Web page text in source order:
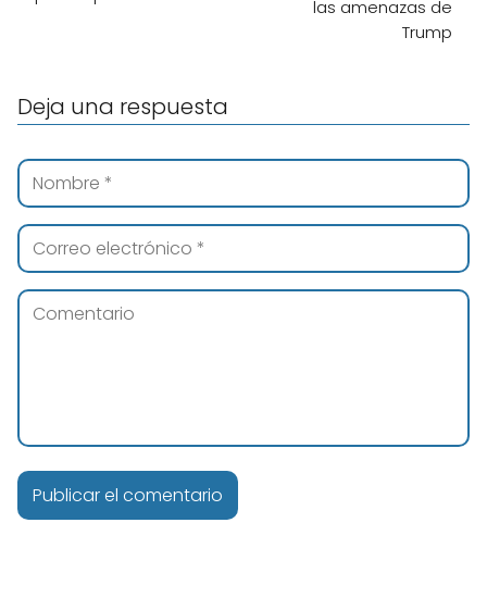
las amenazas de
Trump
Deja una respuesta